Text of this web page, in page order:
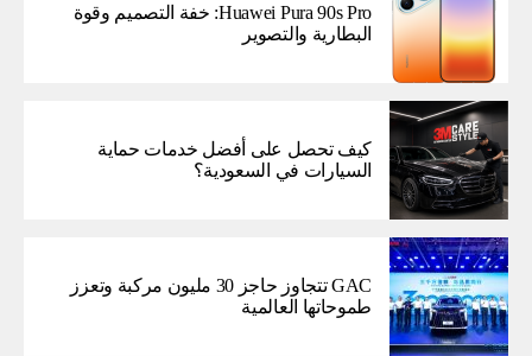
Huawei Pura 90s Pro: خفة التصميم وقوة
البطارية والتصوير
كيف تحصل على أفضل خدمات حماية
السيارات في السعودية؟
GAC تتجاوز حاجز 30 مليون مركبة وتعزز
طموحاتها العالمية